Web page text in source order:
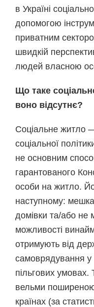
в Україні
допомогою
приватним
швидкій
людей власною
Що таке
воно відсутнє?
Соціальне житло
соціальної
не основним
гарантованого
особи на житло.
наступному:
домівки та/або не
можливості
отримують від
самоврядування
пільгових
вельми
країнах (за